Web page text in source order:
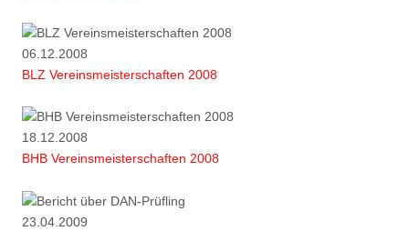
06.12.2008
BLZ Vereinsmeisterschaften 2008
18.12.2008
BHB Vereinsmeisterschaften 2008
23.04.2009